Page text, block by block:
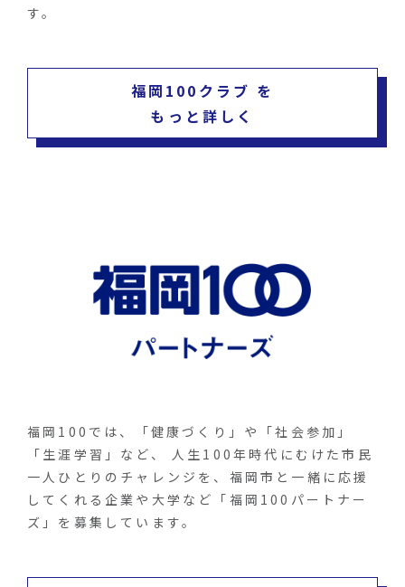
す。
福岡100クラブ を
もっと詳しく
福岡100では、「健康づくり」や「社会参加」
「生涯学習」など、 人生100年時代にむけた市民
一人ひとりのチャレンジを、福岡市と一緒に応援
してくれる企業や大学など「福岡100パートナー
ズ」を募集しています。